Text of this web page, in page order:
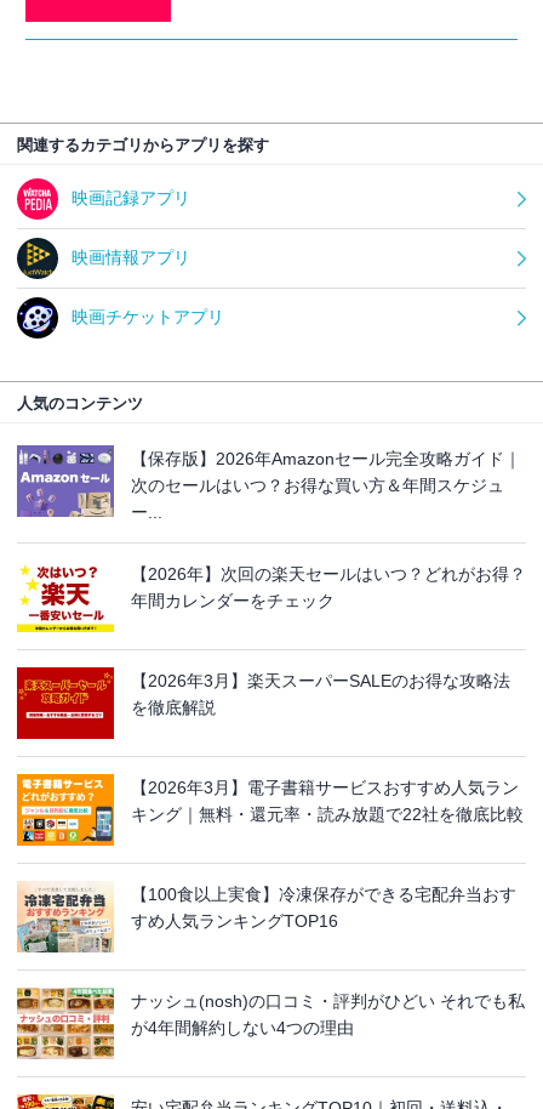
関連するカテゴリからアプリを探す
映画記録アプリ
映画情報アプリ
映画チケットアプリ
人気のコンテンツ
【保存版】2026年Amazonセール完全攻略ガイド｜
次のセールはいつ？お得な買い方＆年間スケジュ
ー...
【2026年】次回の楽天セールはいつ？どれがお得？
年間カレンダーをチェック
【2026年3月】楽天スーパーSALEのお得な攻略法
を徹底解説
【2026年3月】電子書籍サービスおすすめ人気ラン
キング｜無料・還元率・読み放題で22社を徹底比較
【100食以上実食】冷凍保存ができる宅配弁当おす
すめ人気ランキングTOP16
ナッシュ(nosh)の口コミ・評判がひどい それでも私
が4年間解約しない4つの理由